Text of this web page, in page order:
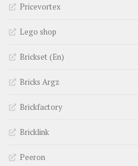
Pricevortex
Lego shop
Brickset (En)
Bricks Argz
Brickfactory
Bricklink
Peeron